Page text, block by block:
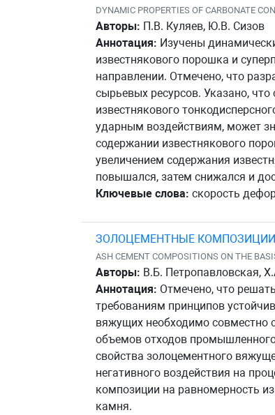
DYNAMIC PROPERTIES OF CARBONATE
Авторы: П.В. Куляев, Ю.В. Сизов
Аннотация: Изучены
известнякового порошка и
направлении. Отмечено, что
сырьевых ресурсов. Указано,
известнякового
ударным воздействиям, может
содержании известнякового
увеличением содержания
повышался, затем снижался и
Ключевые слова: скорость
ЗОЛОЦЕМЕНТНЫЕ
ASH CEMENT COMPOSITIONS ON THE
Авторы: В.Б. Петропавловская,
Аннотация: Отмечено, что
требованиям принципов
вяжущих необходимо совместно
объемов отходов
свойства золоцементного
негативного воздействия на
композиции на равномерность
камня.